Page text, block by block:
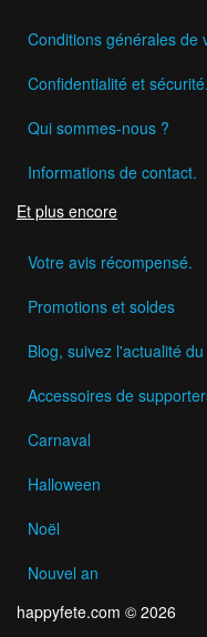
Conditions générales de
Confidentialité et sécurité.
Qui sommes-nous ?
Informations de contact.
Et plus encore
Votre avis récompensé.
Promotions et soldes
Blog, suivez l'actualité
Accessoires de
Carnaval
Halloween
Noël
Nouvel an
happyfete.com © 2026